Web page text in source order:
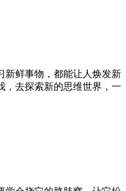
新鲜事物，都能让人焕发新
，去探索新的思维世界，一